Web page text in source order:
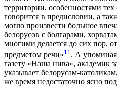
территории, особенностями
говорится в предисловии, а
могло произвести большое
белорусов с болгарами,
многими делается до сих пор,
предметом речи»11 . А
газету «Наша нива», академик
указывает белорусам-
же время недостаточно ясно